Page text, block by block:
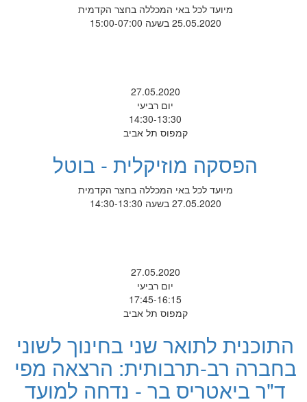
מיועד לכל באי המכללה בחצר הקדמית
25.05.2020 בשעה 15:00-07:00
27.05.2020
יום רביעי
14:30-13:30
קמפוס תל אביב
הפסקה מוזיקלית - בוטל
מיועד לכל באי המכללה בחצר הקדמית
27.05.2020 בשעה 14:30-13:30
27.05.2020
יום רביעי
17:45-16:15
קמפוס תל אביב
התוכנית לתואר שני בחינוך לשוני
בחברה רב-תרבותית: הרצאה מפי
ד"ר ביאטריס בר - נדחה למועד